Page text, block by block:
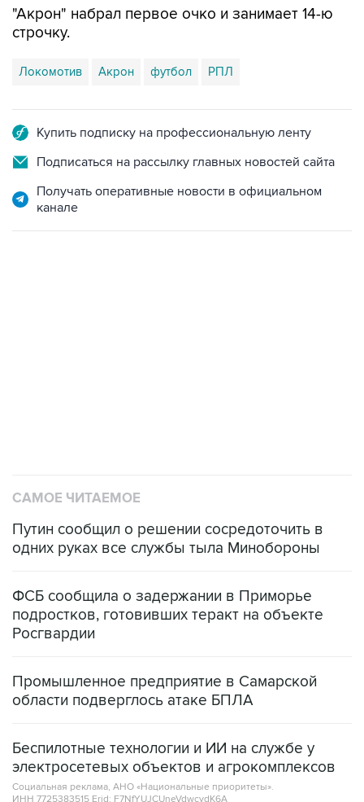
"Акрон" набрал первое очко и занимает 14-ю
строчку.
Локомотив Акрон футбол РПЛ
Купить подписку на профессиональную ленту
Подписаться на рассылку главных новостей сайта
Получать оперативные новости в официальном
канале
Беспилотные технологии и ИИ на службе у
электросетевых объектов и агрокомплексов
Кабмин РФ разрешил до 1 июля 2027 года
импорт, выпуск и обращение бензина Евро 2,
НОВОСТИ
07 августа, 17:30
Минцифры предложило привязывать сим-карты к